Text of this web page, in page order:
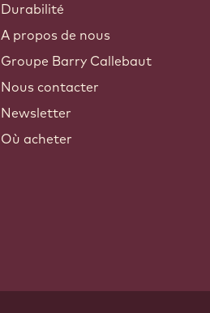
Durabilité
A propos de nous
Groupe Barry Callebaut
Nous contacter
Newsletter
Où acheter